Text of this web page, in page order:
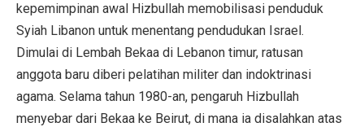
kepemimpinan awal Hizbullah memobilisasi penduduk
Syiah Libanon untuk menentang pendudukan Israel.
Dimulai di Lembah Bekaa di Lebanon timur, ratusan
anggota baru diberi pelatihan militer dan indoktrinasi
agama. Selama tahun 1980-an, pengaruh Hizbullah
menyebar dari Bekaa ke Beirut, di mana ia disalahkan atas